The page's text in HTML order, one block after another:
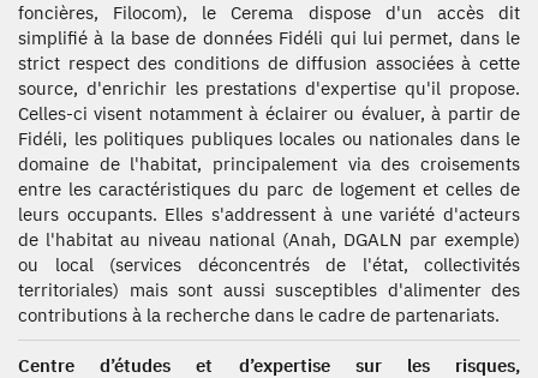
foncières, Filocom), le Cerema dispose d'un accès dit
simplifié à la base de données Fidéli qui lui permet, dans le
strict respect des conditions de diffusion associées à cette
source, d'enrichir les prestations d'expertise qu'il propose.
Celles-ci visent notamment à éclairer ou évaluer, à partir de
Fidéli, les politiques publiques locales ou nationales dans le
domaine de l'habitat, principalement via des croisements
entre les caractéristiques du parc de logement et celles de
leurs occupants. Elles s'addressent à une variété d'acteurs
de l'habitat au niveau national (Anah, DGALN par exemple)
ou local (services déconcentrés de l'état, collectivités
territoriales) mais sont aussi susceptibles d'alimenter des
contributions à la recherche dans le cadre de partenariats.
Centre d’études et d’expertise sur les risques,